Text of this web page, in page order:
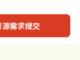
源需求提交